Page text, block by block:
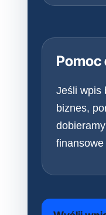
Pomoc
Jeśli wpis
biznes,